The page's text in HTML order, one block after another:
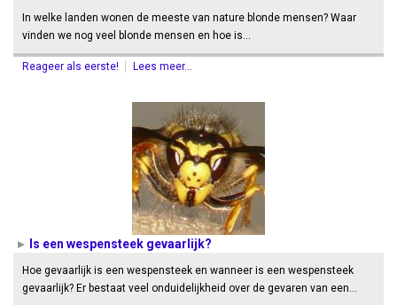
In welke landen wonen de meeste van nature blonde mensen? Waar
vinden we nog veel blonde mensen en hoe is…
Reageer als eerste! Lees meer...
Is een wespensteek gevaarlijk?
Hoe gevaarlijk is een wespensteek en wanneer is een wespensteek
gevaarlijk? Er bestaat veel onduidelijkheid over de gevaren van een…